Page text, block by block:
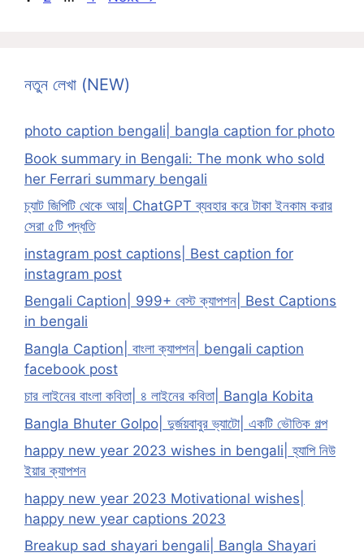
নতুন লেখা (NEW)
photo caption bengali| bangla caption for photo
Book summary in Bengali: The monk who sold
her Ferrari summary bengali
চ্যাট জিপিটি থেকে আয়| ChatGPT ব্যবহার করে টাকা ইনকাম করার
সেরা ৫টি পদ্ধতি
instagram post captions| Best caption for
instagram post
Bengali Caption| 999+ বেস্ট ক্যাপশন| Best Captions
in bengali
Bangla Caption| বাংলা ক্যাপশন| bengali caption
facebook post
চার লাইনের বাংলা কবিতা| ৪ লাইনের কবিতা| Bangla Kobita
Bangla Bhuter Golpo| দুর্জয়বাবুর ভ্যাটো| একটি ভৌতিক গল্প
happy new year 2023 wishes in bengali| হ্যাপি নিউ
ইয়ার ক্যাপশন
happy new year 2023 Motivational wishes|
happy new year captions 2023
Breakup sad shayari bengali| Bangla Shayari